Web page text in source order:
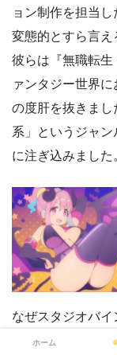
ョン制作を担当
変態的とすら言え
彼らは『無職転生
ァンタジー世界
の度肝を抜きまし
系」というジャ
に注ぎ込みました
なぜスタジオバ
のでしょうか。
ホーム